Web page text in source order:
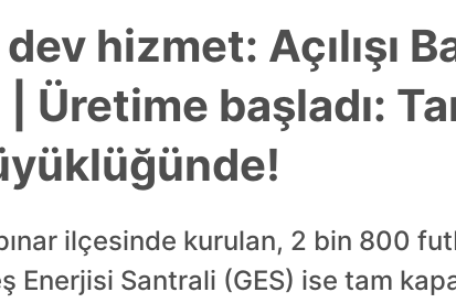
hizmet: Açılışı
Üretime başladı:
ilçesinde kurulan, 2 bin 800
Enerjisi Santrali (GES) ise tam